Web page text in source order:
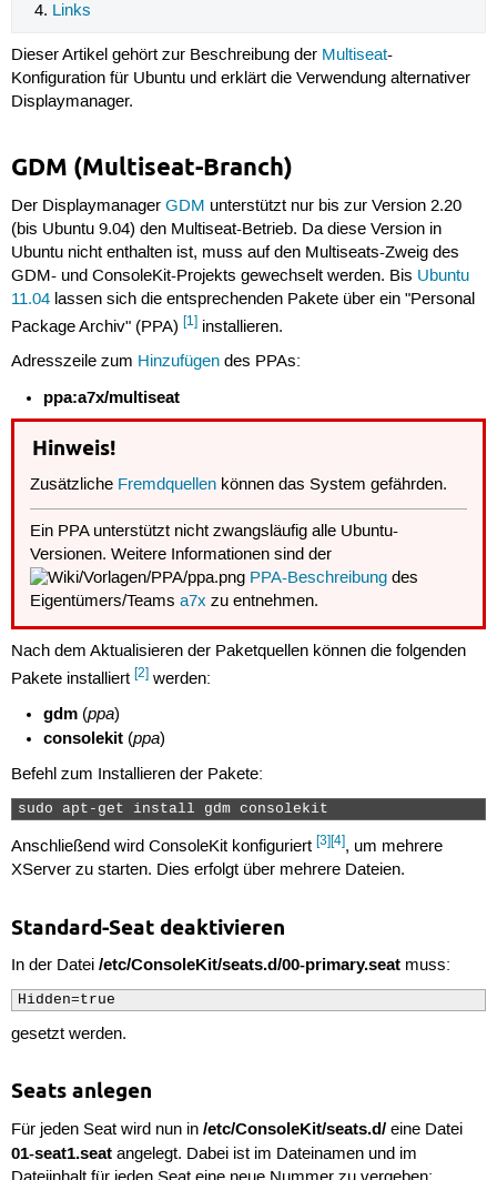
Links
Dieser Artikel gehört zur Beschreibung der Multiseat-
Konfiguration für Ubuntu und erklärt die Verwendung alternativer
Displaymanager.
GDM (Multiseat-Branch)
Der Displaymanager GDM unterstützt nur bis zur Version 2.20
(bis Ubuntu 9.04) den Multiseat-Betrieb. Da diese Version in
Ubuntu nicht enthalten ist, muss auf den Multiseats-Zweig des
GDM- und ConsoleKit-Projekts gewechselt werden. Bis Ubuntu
11.04lassen sich die entsprechenden Pakete über ein "Personal
Package Archiv" (PPA) [1]installieren.
Adresszeile zum Hinzufügendes PPAs:
ppa:a7x/multiseat
Hinweis!
Zusätzliche Fremdquellen können das System gefährden.
Ein PPA unterstützt nicht zwangsläufig alle Ubuntu-
Versionen. Weitere Informationen sind der
PPA-Beschreibung des
Eigentümers/Teamsa7x zu entnehmen.
Nach dem Aktualisieren der Paketquellen können die folgenden
Pakete installiert [2]werden:
gdm (ppa)
consolekit (ppa)
Befehl zum Installieren der Pakete:
sudo apt-get install gdm consolekit
Anschließend wird ConsoleKit konfiguriert [3][4], um mehrere
XServer zu starten. Dies erfolgt über mehrere Dateien.
Standard-Seat deaktivieren
In der Datei /etc/ConsoleKit/seats.d/00-primary.seatmuss:
Hidden=true
gesetzt werden.
Seats anlegen
Für jeden Seat wird nun in /etc/ConsoleKit/seats.d/eine Datei
01-seat1.seatangelegt. Dabei ist im Dateinamen und im